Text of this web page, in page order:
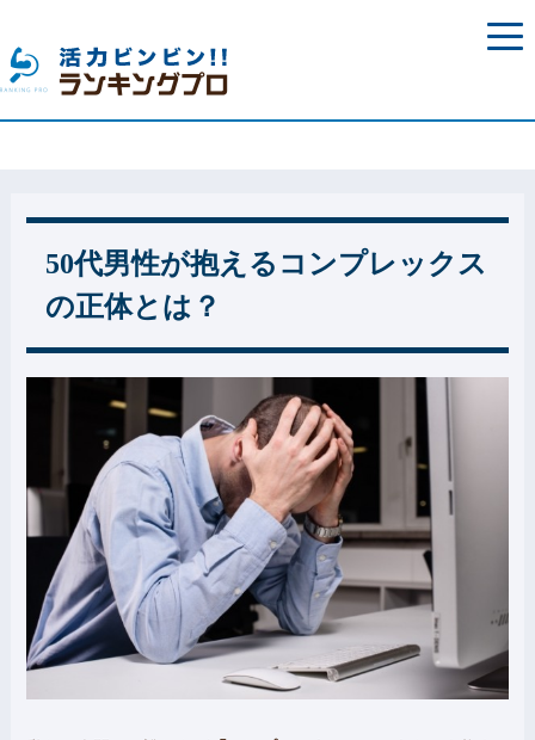
50代男性が抱えるコンプレックス
の正体とは？